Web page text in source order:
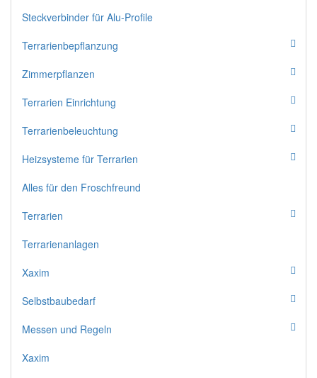
Steckverbinder für Alu-Profile
Terrarienbepflanzung
Zimmerpflanzen
Terrarien Einrichtung
Terrarienbeleuchtung
Heizsysteme für Terrarien
Alles für den Froschfreund
Terrarien
Terrarienanlagen
Xaxim
Selbstbaubedarf
Messen und Regeln
Xaxim